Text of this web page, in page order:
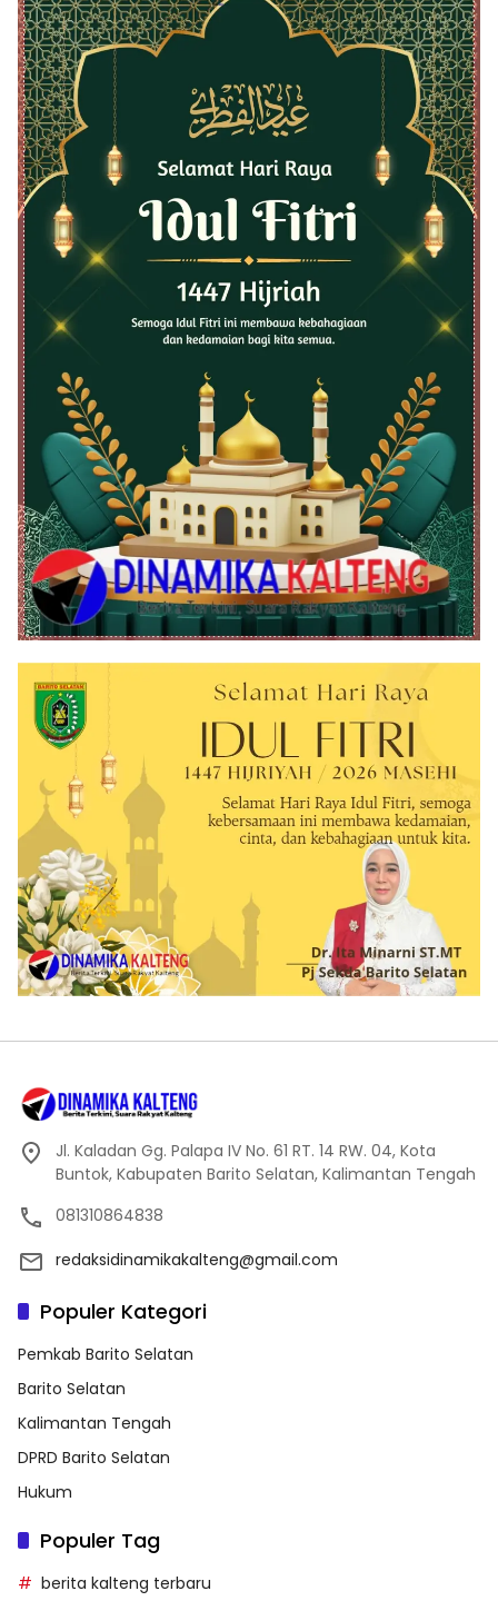
Jl. Kaladan Gg. Palapa IV No. 61 RT. 14 RW. 04, Kota
Buntok, Kabupaten Barito Selatan, Kalimantan Tengah
081310864838
redaksidinamikakalteng@gmail.com
Populer Kategori
Pemkab Barito Selatan
Barito Selatan
Kalimantan Tengah
DPRD Barito Selatan
Hukum
Populer Tag
berita kalteng terbaru